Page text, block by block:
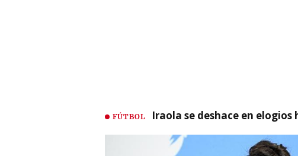
FÚTBOL Iraola se deshace en